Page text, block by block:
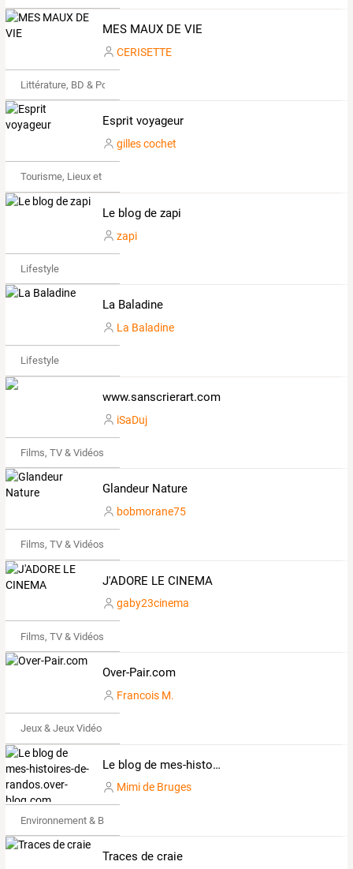
MES MAUX DE VIE
CERISETTE
Littérature, BD & Poésie
Esprit voyageur
gilles cochet
Tourisme, Lieux et Événements
Le blog de zapi
zapi
Lifestyle
La Baladine
La Baladine
Lifestyle
www.sanscrierart.com
iSaDuj
Films, TV & Vidéos
Glandeur Nature
bobmorane75
Films, TV & Vidéos
J'ADORE LE CINEMA
gaby23cinema
Films, TV & Vidéos
Over-Pair.com
Francois M.
Jeux & Jeux Vidéo
Le blog de mes-histoires-de-randos.over-blog.com
Mimi de Bruges
Environnement & Bio
Traces de craie